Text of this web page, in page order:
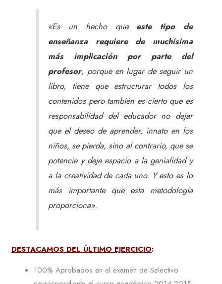
«Es un hecho que este tipo de
enseñanza requiere de muchísima
más implicación por parte del
profesor, porque en lugar de seguir un
libro, tiene que estructurar todos los
contenidos pero también es cierto que es
responsabilidad del educador no dejar
que el deseo de aprender, innato en los
niños, se pierda, sino al contrario, que se
potencie y deje espacio a la genialidad y
a la creatividad de cada uno. Y esto es lo
más importante que esta metodología
proporciona».
DESTACAMOS DEL ÚLTIMO EJERCICIO:
100% Aprobados en el examen de Selectivo